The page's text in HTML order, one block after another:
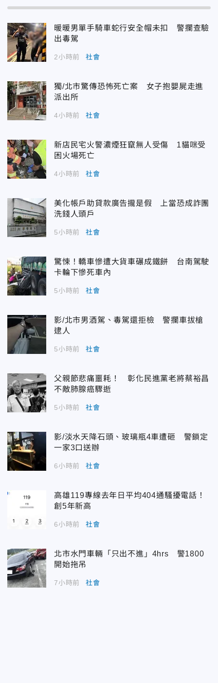
暖暖男單手騎車蛇行安全帽未扣 警攔查驗
出毒駕
2小時前 社會
獨/北市驚傳恐怖死亡案 女子抱嬰屍走進
派出所
4小時前 社會
新店民宅火警濃煙狂竄無人受傷 1貓咪受
困火場死亡
4小時前 社會
美化帳戶助貸款廣告攏是假 上當恐成詐團
洗錢人頭戶
5小時前 社會
驚悚！轎車慘遭大貨車碾成鐵餅 台南駕駛
卡輪下慘死車內
5小時前 社會
影/北市男酒駕、毒駕還拒檢 警攔車拔槍
逮人
5小時前 社會
父親節悲痛噩耗！ 彰化民進黨老將蔡裕昌
不敵肺腺癌驟逝
5小時前 社會
影/淡水天降石頭、玻璃瓶4車遭砸 警鎖定
一家3口送辦
6小時前 社會
高雄119專線去年日平均404通騷擾電話！
創5年新高
6小時前 社會
北市水門車輛「只出不進」4hrs 警1800
開始拖吊
7小時前 社會